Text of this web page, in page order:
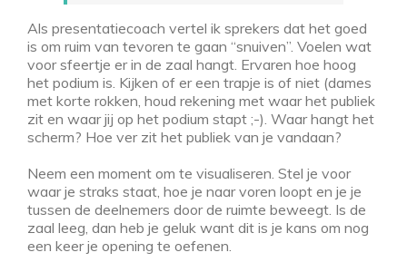
Als presentatiecoach vertel ik sprekers dat het goed
is om ruim van tevoren te gaan “snuiven”. Voelen wat
voor sfeertje er in de zaal hangt. Ervaren hoe hoog
het podium is. Kijken of er een trapje is of niet (dames
met korte rokken, houd rekening met waar het publiek
zit en waar jij op het podium stapt ;-). Waar hangt het
scherm? Hoe ver zit het publiek van je vandaan?
Neem een moment om te visualiseren. Stel je voor
waar je straks staat, hoe je naar voren loopt en je je
tussen de deelnemers door de ruimte beweegt. Is de
zaal leeg, dan heb je geluk want dit is je kans om nog
een keer je opening te oefenen.